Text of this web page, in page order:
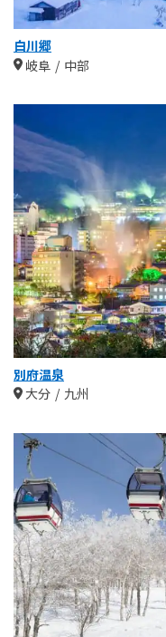
白川郷
岐阜
中部
別府温泉
大分
九州